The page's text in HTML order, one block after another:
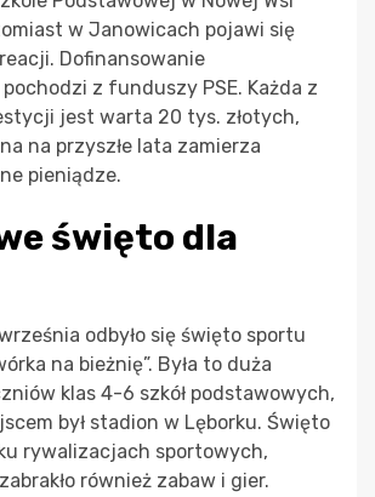
w Janowicach pojawi się
Dofinansowanie
z funduszy PSE. Każda z
jest warta 20 tys. złotych,
na przyszłe lata zamierza
pieniądze.
święto dla
odbyło się święto sportu
na bieżnię”. Była to duża
klas 4-6 szkół podstawowych,
był stadion w Lęborku. Święto
rywalizacjach sportowych,
również zabaw i gier.